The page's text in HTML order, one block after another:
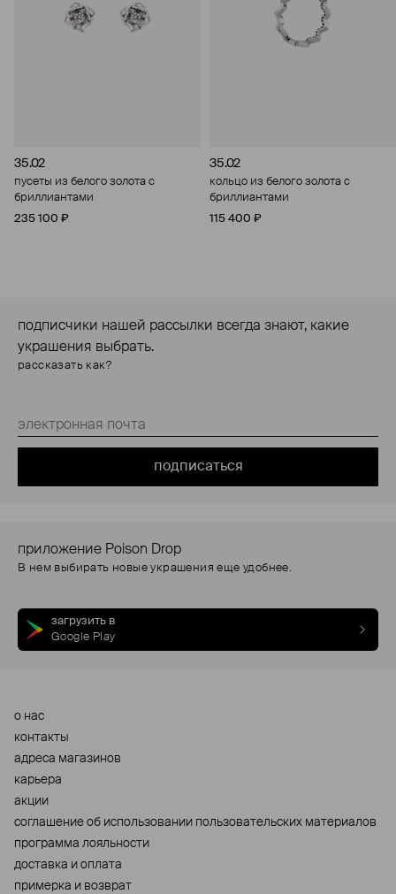
35.02
пусеты из белого золота с
бриллиантами
235 100 ₽
35.02
кольцо из белого золота с
бриллиантами
115 400 ₽
подписчики нашей рассылки всегда знают, какие
украшения выбрать.
рассказать как?
подписаться
приложение Poison Drop
В нем выбирать новые украшения еще удобнее.
загрузить в
Google Play
о нас
контакты
адреса магазинов
карьера
акции
cоглашение об использовании пользовательских материалов
программа лояльности
доставка и оплата
примерка и возврат